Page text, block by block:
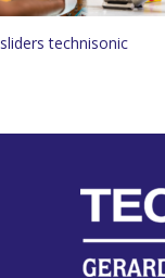
sliders technisonic